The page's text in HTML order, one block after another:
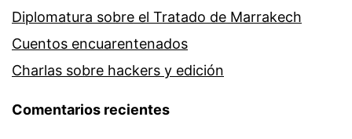
Diplomatura sobre el Tratado de Marrakech
Cuentos encuarentenados
Charlas sobre hackers y edición
Comentarios recientes